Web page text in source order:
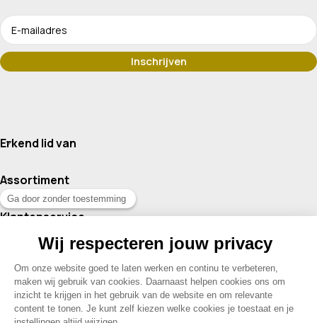
Erkend lid van
Assortiment
Klantenservice
Contact
© 2026 Drogisterij Het Geheim | Alle rechten voorbehouden |
Webdesign en hosting door Madoo|Sitemap